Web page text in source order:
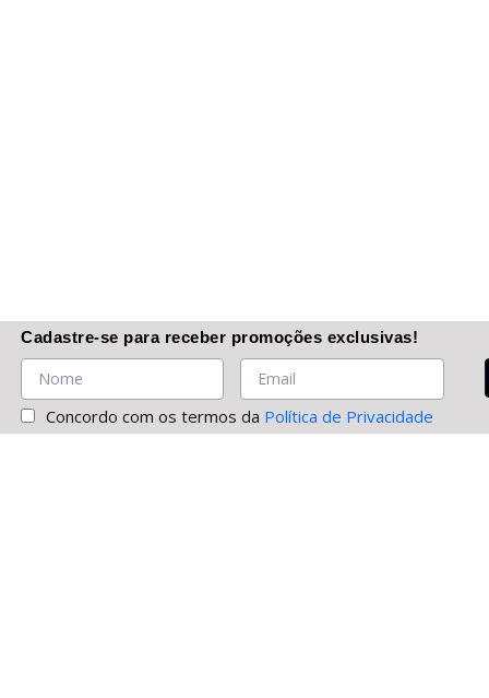
Cadastre-se para receber promoções exclusivas!
Concordo com os termos da Política de Privacidade